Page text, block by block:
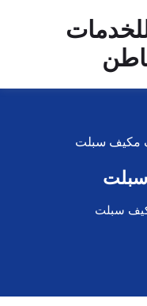
مكيف سبلت
سبلت